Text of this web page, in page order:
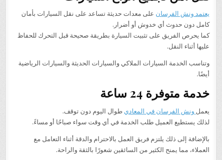
يعتمد ونش الفرسان على معدات حديثة تساعد على نقل السيارات بأمان
كامل دون حدوث أي خدوش أو أضرار.
كما يحرص الفريق على تثبيت السيارة بطريقة صحيحة قبل التحرك للحفاظ
عليها أثناء النقل.
وتناسب الخدمة السيارات الملاكي والسيارات الحديثة والسيارات الرياضية
أيضًا.
خدمة متوفرة 24 ساعة
يعمل ونش الفرسان في المعادي طوال اليوم دون توقف.
لذلك يستطيع العميل طلب الخدمة في أي وقت سواء صباحًا أو مساءً.
بالإضافة إلى ذلك يلتزم فريق العمل بالاحترام والدقة أثناء التعامل مع
العملاء، مما يمنح الكثير من السائقين شعورًا بالثقة والراحة.